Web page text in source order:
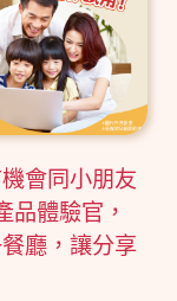
會同小朋友
品體驗官，
廳，讓分享